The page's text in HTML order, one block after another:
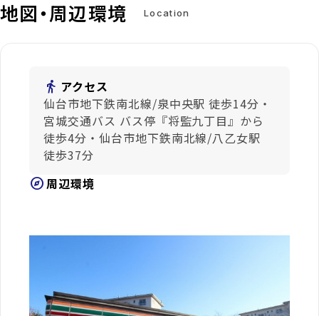
地図・周辺環境 Location
directions_walk アクセス
仙台市地下鉄南北線/泉中央駅 徒歩14分・
宮城交通バス バス停『将監九丁目』から
徒歩4分・仙台市地下鉄南北線/八乙女駅
徒歩37分
explore周辺環境